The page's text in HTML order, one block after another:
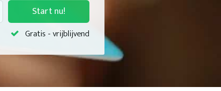
Start nu!
Gratis - vrijblijvend